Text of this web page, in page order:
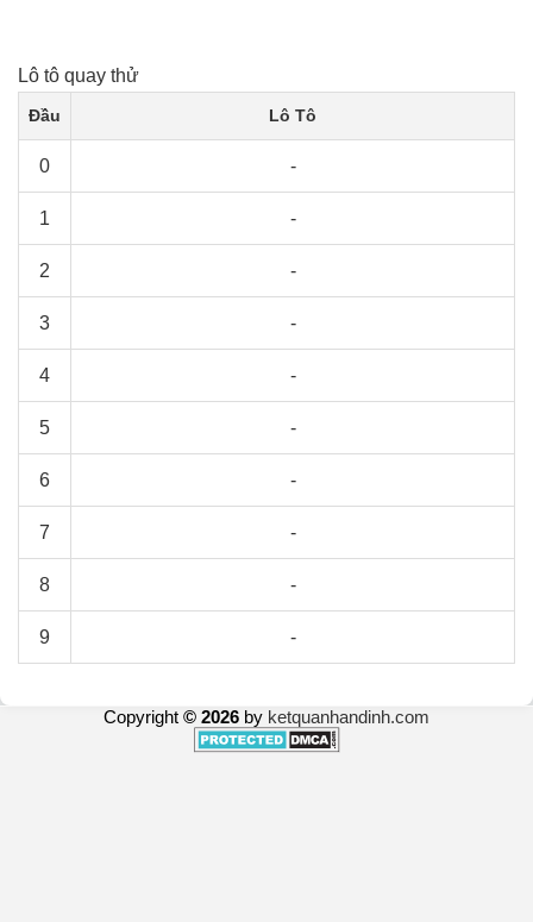
Lô tô quay thử
Đầu Lô Tô
0 -
1 -
2 -
3 -
4 -
5 -
6 -
7 -
8 -
9 -
Copyright © 2026 by ketquanhandinh.com